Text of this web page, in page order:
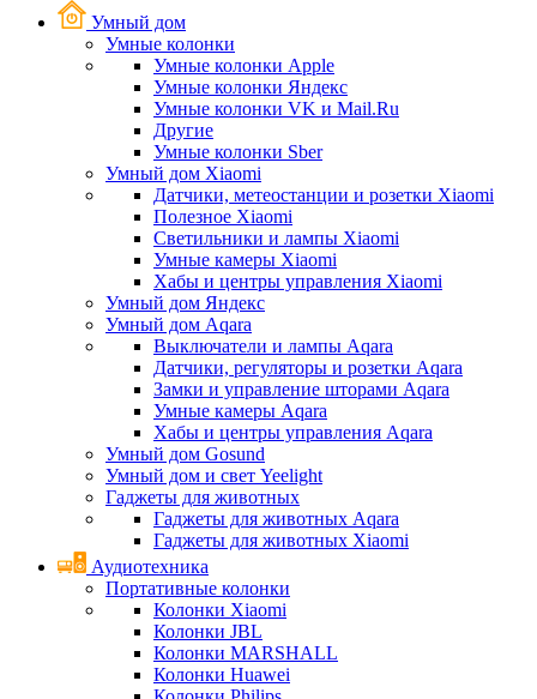
Умный дом
Умные колонки
Умные колонки Apple
Умные колонки Яндекс
Умные колонки VK и Mail.Ru
Другие
Умные колонки Sber
Умный дом Xiaomi
Датчики, метеостанции и розетки Xiaomi
Полезное Xiaomi
Светильники и лампы Xiaomi
Умные камеры Xiaomi
Хабы и центры управления Xiaomi
Умный дом Яндекс
Умный дом Aqara
Выключатели и лампы Aqara
Датчики, регуляторы и розетки Aqara
Замки и управление шторами Aqara
Умные камеры Aqara
Хабы и центры управления Aqara
Умный дом Gosund
Умный дом и свет Yeelight
Гаджеты для животных
Гаджеты для животных Aqara
Гаджеты для животных Xiaomi
Аудиотехника
Портативные колонки
Колонки Xiaomi
Колонки JBL
Колонки MARSHALL
Колонки Huawei